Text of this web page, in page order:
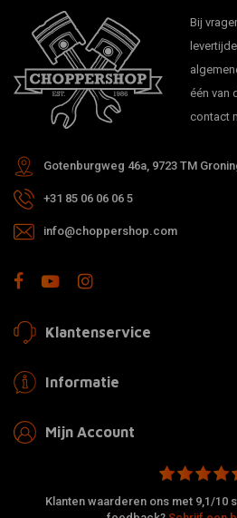
Bij
één van
contact
Gotenburgweg 46a, 9723 TM
+31 85 06 06 06 5
info@choppershop.com
Klantenservice
Informatie
Mijn Account
Klanten waarderen ons met 9,1/10